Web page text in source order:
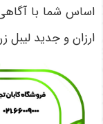
اساس شما با
ارزان و جدید لیبل